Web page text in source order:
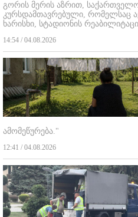
გორის მერის აზრით,
კურსდამთავრებული, რომელსაც
ხარისხი, სტადიონის
14:54 / 04.08.2026
ამომეწურება."
12:41 / 04.08.2026